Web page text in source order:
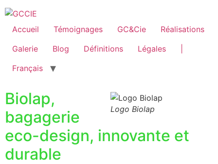
Accueil Témoignages GC&Cie
Réalisations
Galerie
Blog Définitions Légales
Français
Logo Biolap
Biolap,
bagagerie
eco-design, innovante et
durable